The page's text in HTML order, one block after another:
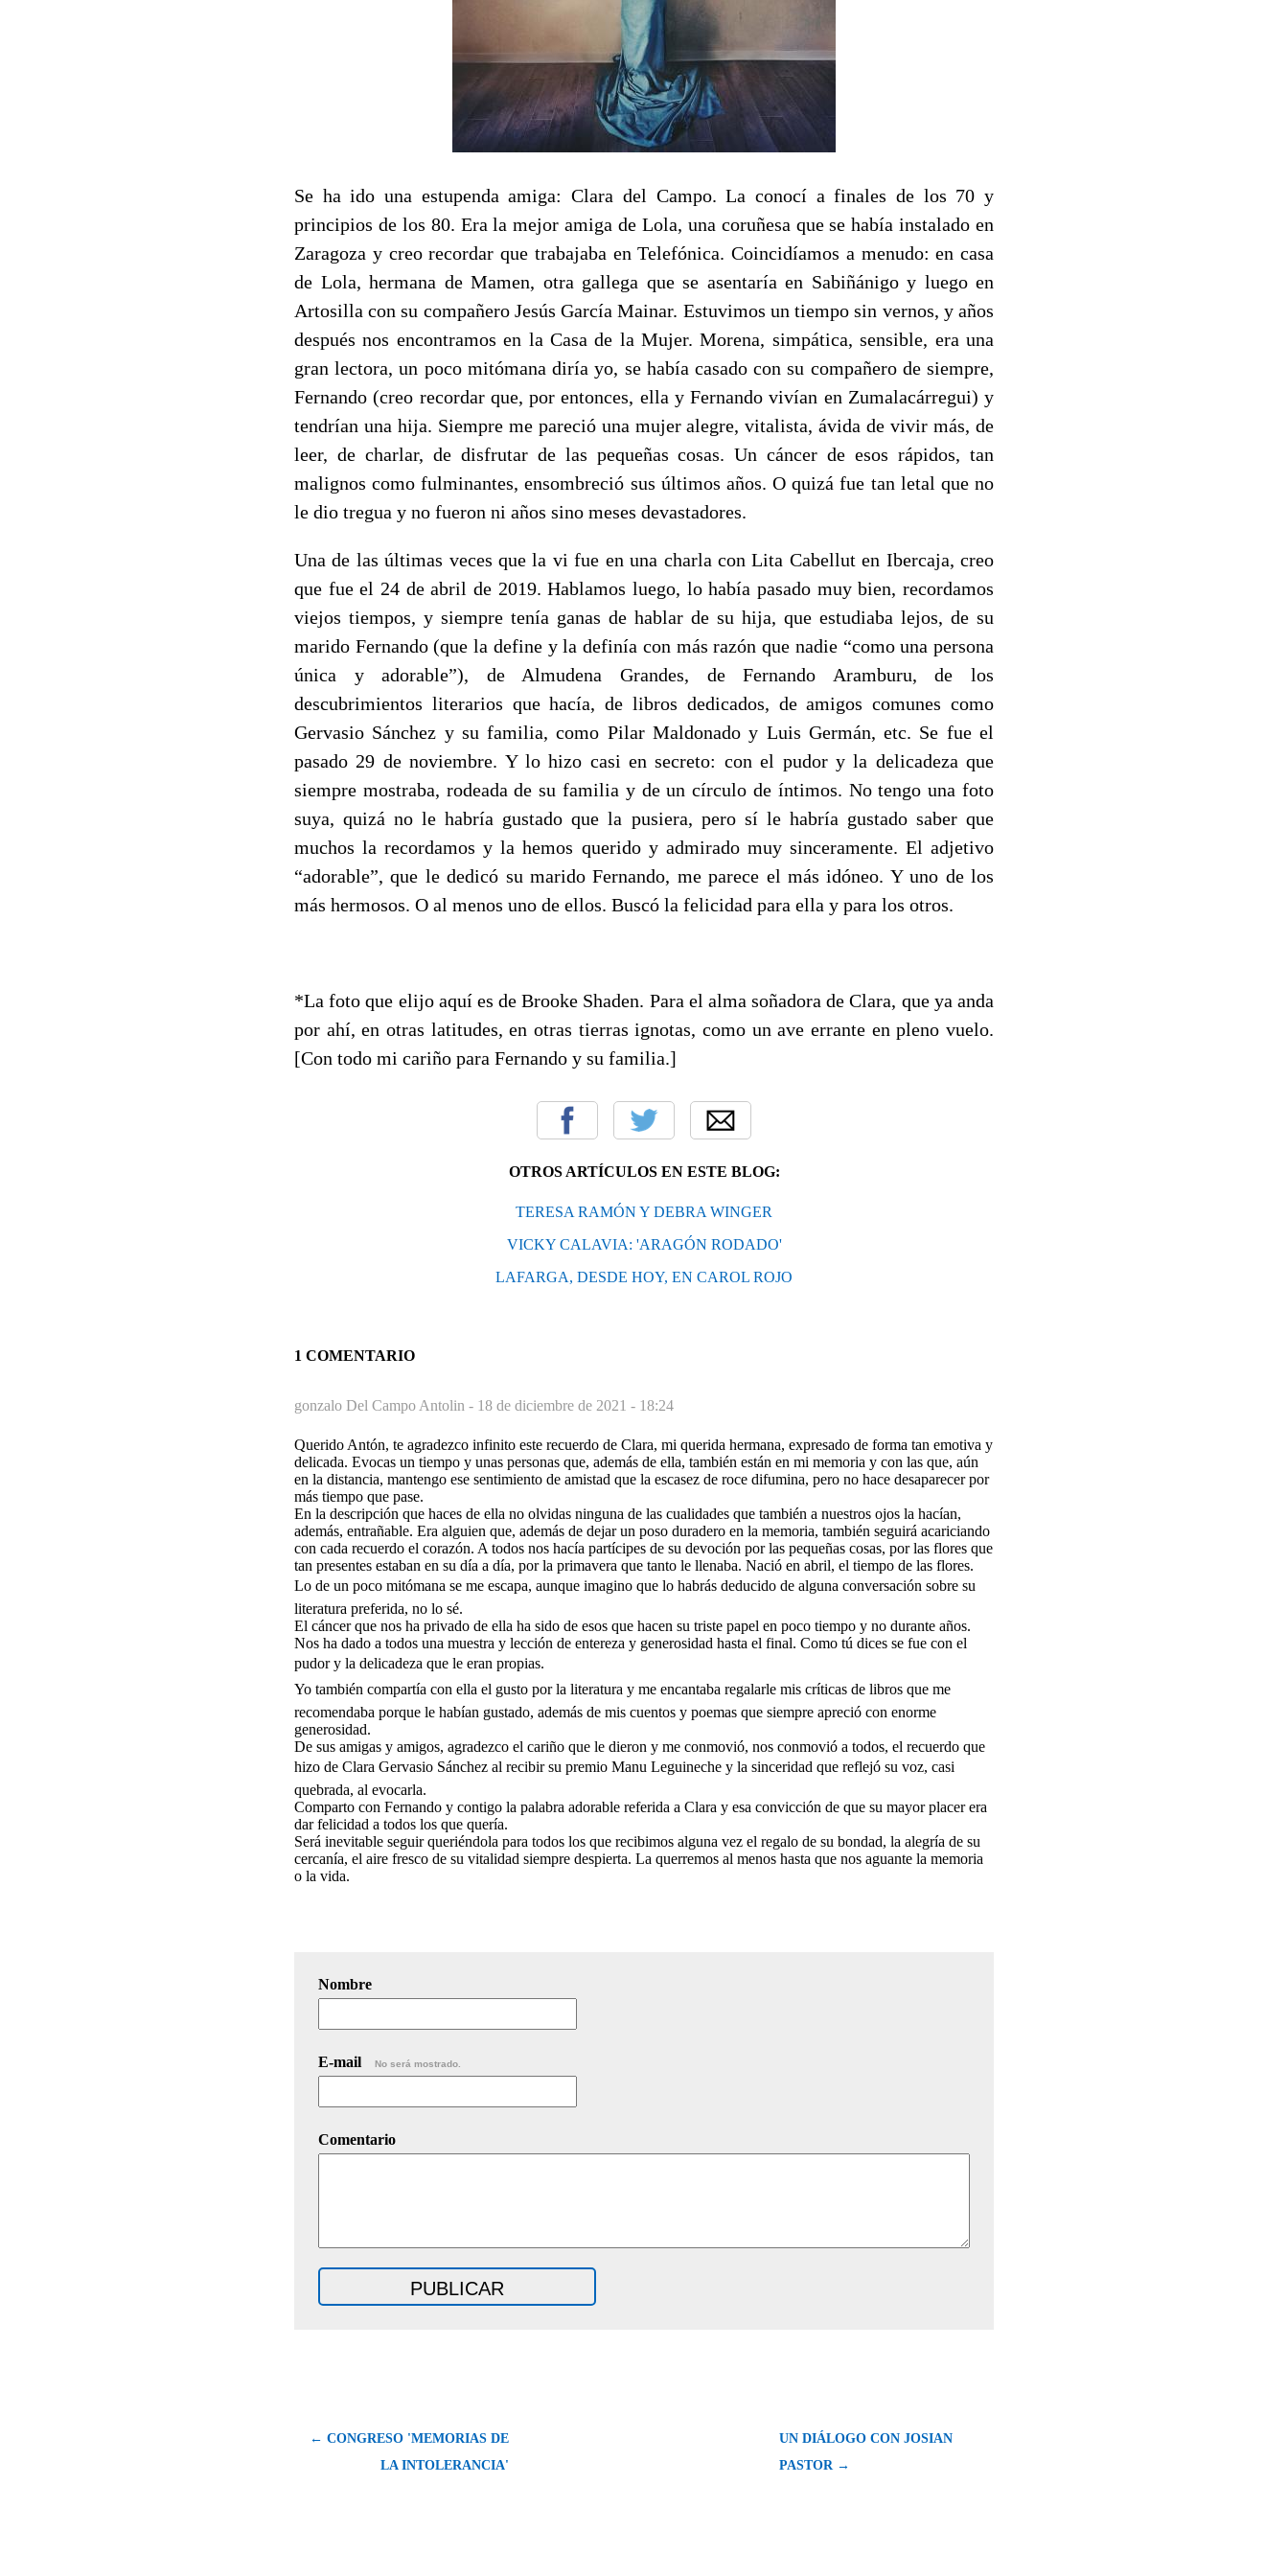
Se ha ido una estupenda amiga: Clara del Campo. La conocí a finales de los 70 y
principios de los 80. Era la mejor amiga de Lola, una coruñesa que se había instalado en
Zaragoza y creo recordar que trabajaba en Telefónica. Coincidíamos a menudo: en casa
de Lola, hermana de Mamen, otra gallega que se asentaría en Sabiñánigo y luego en
Artosilla con su compañero Jesús García Mainar. Estuvimos un tiempo sin vernos, y años
después nos encontramos en la Casa de la Mujer. Morena, simpática, sensible, era una
gran lectora, un poco mitómana diría yo, se había casado con su compañero de siempre,
Fernando (creo recordar que, por entonces, ella y Fernando vivían en Zumalacárregui) y
tendrían una hija. Siempre me pareció una mujer alegre, vitalista, ávida de vivir más, de
leer, de charlar, de disfrutar de las pequeñas cosas. Un cáncer de esos rápidos, tan
malignos como fulminantes, ensombreció sus últimos años. O quizá fue tan letal que no
le dio tregua y no fueron ni años sino meses devastadores.
Una de las últimas veces que la vi fue en una charla con Lita Cabellut en Ibercaja, creo
que fue el 24 de abril de 2019. Hablamos luego, lo había pasado muy bien, recordamos
viejos tiempos, y siempre tenía ganas de hablar de su hija, que estudiaba lejos, de su
marido Fernando (que la define y la definía con más razón que nadie “como una persona
única y adorable”), de Almudena Grandes, de Fernando Aramburu, de los
descubrimientos literarios que hacía, de libros dedicados, de amigos comunes como
Gervasio Sánchez y su familia, como Pilar Maldonado y Luis Germán, etc. Se fue el
pasado 29 de noviembre. Y lo hizo casi en secreto: con el pudor y la delicadeza que
siempre mostraba, rodeada de su familia y de un círculo de íntimos. No tengo una foto
suya, quizá no le habría gustado que la pusiera, pero sí le habría gustado saber que
muchos la recordamos y la hemos querido y admirado muy sinceramente. El adjetivo
“adorable”, que le dedicó su marido Fernando, me parece el más idóneo. Y uno de los
más hermosos. O al menos uno de ellos. Buscó la felicidad para ella y para los otros.
*La foto que elijo aquí es de Brooke Shaden. Para el alma soñadora de Clara, que ya anda
por ahí, en otras latitudes, en otras tierras ignotas, como un ave errante en pleno vuelo.
[Con todo mi cariño para Fernando y su familia.]
OTROS ARTÍCULOS EN ESTE BLOG:
TERESA RAMÓN Y DEBRA WINGER
VICKY CALAVIA: 'ARAGÓN RODADO'
LAFARGA, DESDE HOY, EN CAROL ROJO
1 COMENTARIO
gonzalo Del Campo Antolin - 18 de diciembre de 2021 - 18:24
Querido Antón, te agradezco infinito este recuerdo de Clara, mi querida hermana, expresado de forma tan emotiva y
delicada. Evocas un tiempo y unas personas que, además de ella, también están en mi memoria y con las que, aún
en la distancia, mantengo ese sentimiento de amistad que la escasez de roce difumina, pero no hace desaparecer por
más tiempo que pase.
En la descripción que haces de ella no olvidas ninguna de las cualidades que también a nuestros ojos la hacían,
además, entrañable. Era alguien que, además de dejar un poso duradero en la memoria, también seguirá acariciando
con cada recuerdo el corazón. A todos nos hacía partícipes de su devoción por las pequeñas cosas, por las flores que
tan presentes estaban en su día a día, por la primavera que tanto le llenaba. Nació en abril, el tiempo de las flores.
Lo de un poco mitómana se me escapa, aunque imagino que lo habrás deducido de alguna conversación sobre su
literatura preferida, no lo sé.
El cáncer que nos ha privado de ella ha sido de esos que hacen su triste papel en poco tiempo y no durante años.
Nos ha dado a todos una muestra y lección de entereza y generosidad hasta el final. Como tú dices se fue con el
pudor y la delicadeza que le eran propias.
Yo también compartía con ella el gusto por la literatura y me encantaba regalarle mis críticas de libros que me
recomendaba porque le habían gustado, además de mis cuentos y poemas que siempre apreció con enorme
generosidad.
De sus amigas y amigos, agradezco el cariño que le dieron y me conmovió, nos conmovió a todos, el recuerdo que
hizo de Clara Gervasio Sánchez al recibir su premio Manu Leguineche y la sinceridad que reflejó su voz, casi
quebrada, al evocarla.
Comparto con Fernando y contigo la palabra adorable referida a Clara y esa convicción de que su mayor placer era
dar felicidad a todos los que quería.
Será inevitable seguir queriéndola para todos los que recibimos alguna vez el regalo de su bondad, la alegría de su
cercanía, el aire fresco de su vitalidad siempre despierta. La querremos al menos hasta que nos aguante la memoria
o la vida.
Nombre
E-mail No será mostrado.
Comentario
← CONGRESO 'MEMORIAS DE
LA INTOLERANCIA'
UN DIÁLOGO CON JOSIAN
PASTOR →